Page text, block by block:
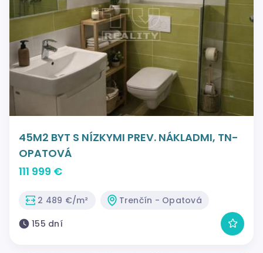
45M2 BYT S NÍZKYMI PREV. NÁKLADMI, TN-
OPATOVÁ
111 999 €
2 489 €/m²
Trenčín - Opatová
155 dní